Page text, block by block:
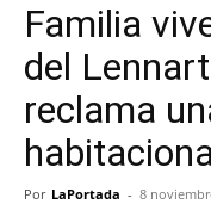
Familia
del
reclama
Por LaPortada - 8